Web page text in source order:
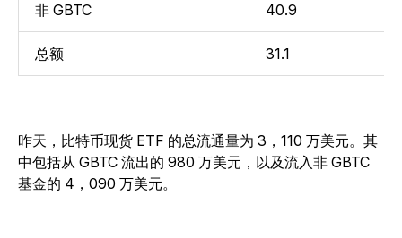
非 GBTC 40.9
总额 31.1
昨天，比特币现货 ETF 的总流通量为 3，110 万美元。其
中包括从 GBTC 流出的 980 万美元，以及流入非 GBTC
基金的 4，090 万美元。